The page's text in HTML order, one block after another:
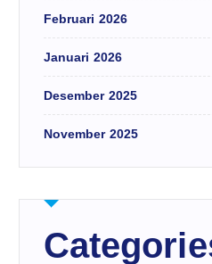
Februari 2026
Januari 2026
Desember 2025
November 2025